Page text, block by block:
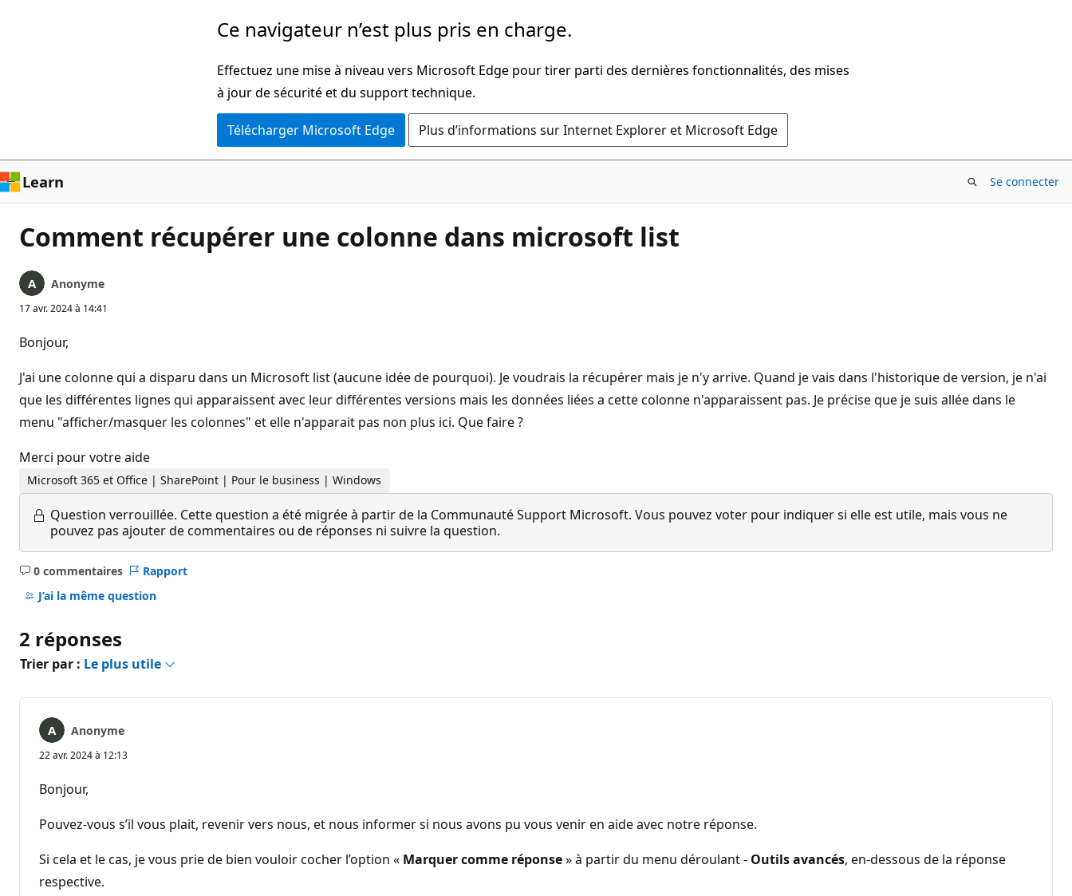
Ce navigateur n’est plus pris en charge.
Effectuez une mise à niveau vers Microsoft Edge pour tirer parti des dernières fonctionnalités, des mises
à jour de sécurité et du support technique.
Télécharger Microsoft Edge Plus d’informations sur Internet Explorer et Microsoft Edge
Learn Se connecter
Comment récupérer une colonne dans microsoft list
Anonyme
17 avr. 2024 à 14:41
Bonjour,
J'ai une colonne qui a disparu dans un Microsoft list (aucune idée de pourquoi). Je voudrais la récupérer mais je n'y arrive. Quand je vais dans l'historique de version, je n'ai
que les différentes lignes qui apparaissent avec leur différentes versions mais les données liées a cette colonne n'apparaissent pas. Je précise que je suis allée dans le
menu "afficher/masquer les colonnes" et elle n'apparait pas non plus ici. Que faire ?
Merci pour votre aide
Microsoft 365 et Office | SharePoint | Pour le business | Windows
Question verrouillée. Cette question a été migrée à partir de la Communauté Support Microsoft. Vous pouvez voter pour indiquer si elle est utile, mais vous ne
pouvez pas ajouter de commentaires ou de réponses ni suivre la question.
0 commentaires
Aucun
commentaire
Rapport
J’ai la même question
2 réponses
Trier par : Le plus utile
Anonyme
22 avr. 2024 à 12:13
Bonjour,
Pouvez-vous s’il vous plait, revenir vers nous, et nous informer si nous avons pu vous venir en aide avec notre réponse.
Si cela et le cas, je vous prie de bien vouloir cocher l’option « Marquer comme réponse» à partir du menu déroulant - Outils avancés, en-dessous de la réponse
respective.